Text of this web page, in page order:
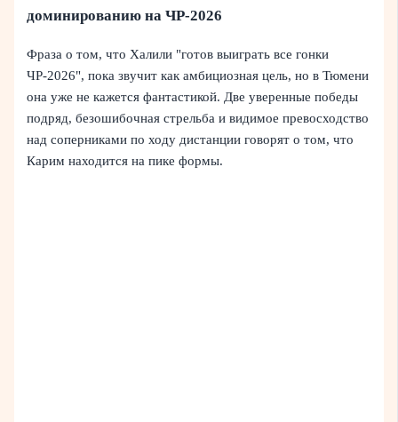
доминированию на ЧР-2026
Фраза о том, что Халили "готов выиграть все гонки
ЧР-2026", пока звучит как амбициозная цель, но в Тюмени
она уже не кажется фантастикой. Две уверенные победы
подряд, безошибочная стрельба и видимое превосходство
над соперниками по ходу дистанции говорят о том, что
Карим находится на пике формы.